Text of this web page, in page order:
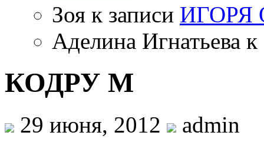
Зоя к записи ИГОРЯ
Аделина Игнатьева к
КОДРУ М
29 июня, 2012 admin